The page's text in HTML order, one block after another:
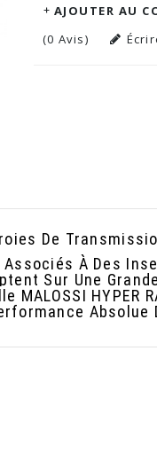
AJOUTER AU
(0 Avis)
De
À Des
Sur Une
HYPER